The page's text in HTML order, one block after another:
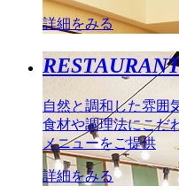
詳細をみる
自然と調和した雰囲
食材や調理法にこだ
メニューをご提供
詳細をみる